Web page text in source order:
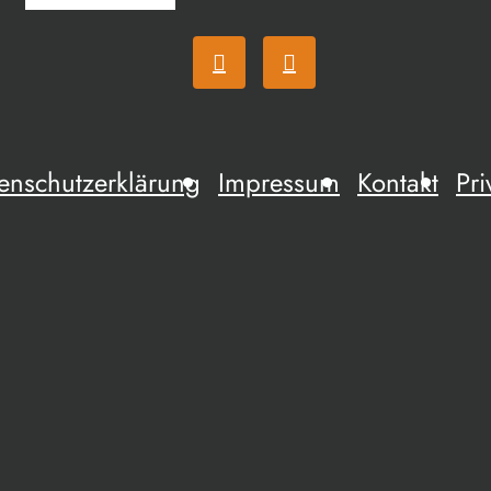
Impressum Kontakt